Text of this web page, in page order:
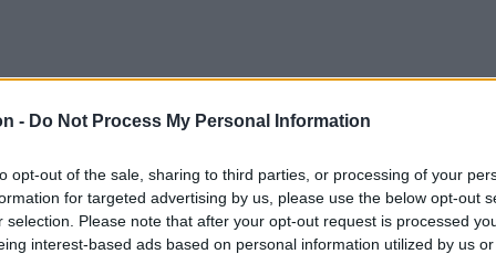
- Do Not Process My Personal Information
opt-out of the sale, sharing to third parties, or processing of your
for targeted advertising by us, please use the below opt-out
selection. Please note that after your opt-out request is processed
interest-based ads based on personal information utilized by us
a levét. Hozzákavarjuk a zabpelyhet, az
kendermagot, fahéjat, valamint egy